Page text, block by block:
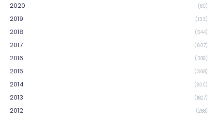
2020 (80)
2019 (133)
2018 (544)
2017 (607)
2016 (389)
2015 (368)
2014 (800)
2013 (1827)
2012 (288)